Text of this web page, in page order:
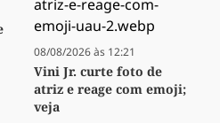
08/08/2026 às 12:21
Vini Jr. curte foto de
atriz e reage com emoji;
veja